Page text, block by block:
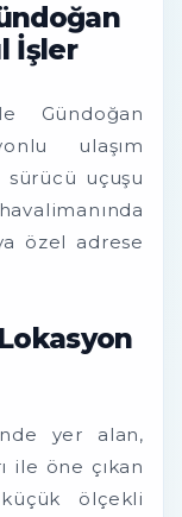
İşler
Gündoğan
ulaşım
sürücü uçuşu
özel adrese
yer alan,
ile öne çıkan
ölçekli